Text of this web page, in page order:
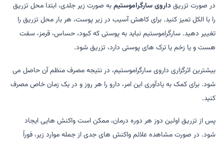
در صورت تزریقداروی سارگراموستیمبه صورت زیر جلدی، ابتدا محل تزریق
را با الکل تمیز کنید. برای کاهش آسیب در زیر پوست، هر بار محل تزریق را
تغییر دهید. سارگراموستیم نباید به پوستی که کبود، حساس، قرمز، سفت
هست و یا‌ زخم یا ترک های پوستی دارد، تزریق شود.
بیشترین اثرگزاری داروی سارگراموستیم، در نتیجه مصرف منظم آن حاصل می
شود. برای کمک به یادآوری این امر، دارو را هر روز و در یک زمان خاص مصرف
کنید.
پس از تزریق اولین دوز هر دوره درمان، ممکن است واکنش هایی ایجاد
شود. در صورت مشاهده علائم واکنش های جدی از جمله موارد زیر، فوراً